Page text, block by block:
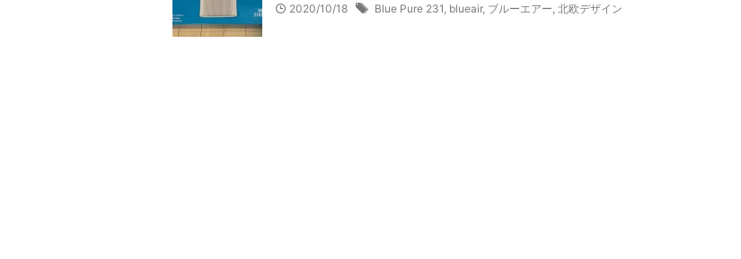
2020/10/18 Blue Pure 231 blueair, ブルーエアー 北欧デザイン